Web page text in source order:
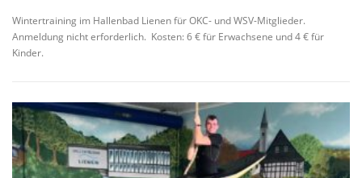
Wintertraining im Hallenbad Lienen für OKC- und WSV-Mitglieder.
Anmeldung nicht erforderlich. Kosten: 6 € für Erwachsene und 4 € für
Kinder.